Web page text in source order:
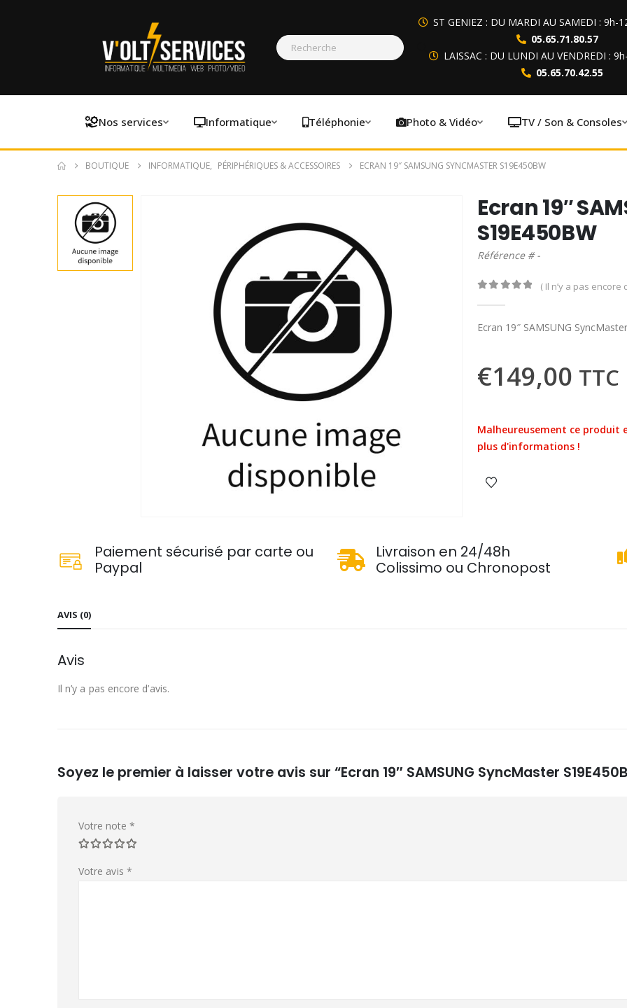
ST GENIEZ : DU MARDI AU SAMEDI : 9h-
05.65.71.80.57
LAISSAC : DU LUNDI AU VENDREDI :
05.65.70.42.55
Nos services Informatique Téléphonie Photo & Vidéo TV / Son & Consoles
BOUTIQUE INFORMATIQUE, PÉRIPHÉRIQUES & ACCESSOIRES ECRAN 19″ SAMSUNG SYNCMASTER S19E450BW
Ecran 19″
S19E450BW
Référence # -
( Il n’y a pas encore
Ecran 19″ SAMSUNG
€149,00 TTC
Malheureusement ce produit
plus d'informations !
Paiement sécurisé par carte ou
Paypal
Livraison en 24/48h
Colissimo ou Chronopost
AVIS (0)
Avis
Il n’y a pas encore d’avis.
Soyez le premier à laisser votre avis sur “Ecran 19″ SAMSUNG SyncMaster
Votre note *
Votre avis *